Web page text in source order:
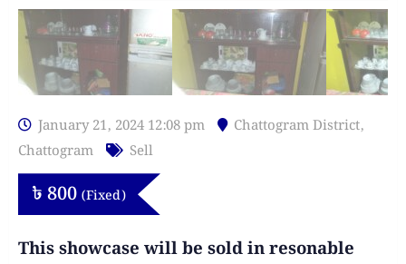
January 21, 2024 12:08 pm Chattogram District,
Chattogram
Sell
৳800 (Fixed)
This showcase will be sold in resonable